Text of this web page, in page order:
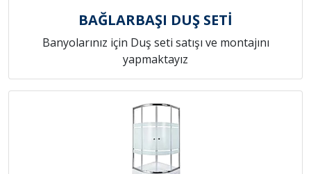
BAĞLARBAŞI DUŞ SETİ
Banyolarınız için Duş seti satışı ve montajını
yapmaktayız